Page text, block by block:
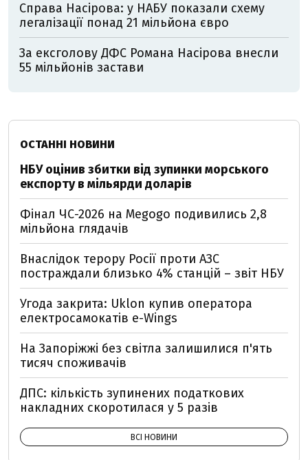
Справа Насірова: у НАБУ показали схему
легалізації понад 21 мільйона євро
За ексголову ДФС Романа Насірова внесли
55 мільйонів застави
ОСТАННІ НОВИНИ
НБУ оцінив збитки від зупинки морського
експорту в мільярди доларів
Фінал ЧС-2026 на Megogo подивились 2,8
мільйона глядачів
Внаслідок терору Росії проти АЗС
постраждали близько 4% станцій – звіт НБУ
Угода закрита: Uklon купив оператора
електросамокатів e-Wings
На Запоріжжі без світла залишилися п'ять
тисяч споживачів
ДПС: кількість зупинених податкових
накладних скоротилася у 5 разів
ВСІ НОВИНИ